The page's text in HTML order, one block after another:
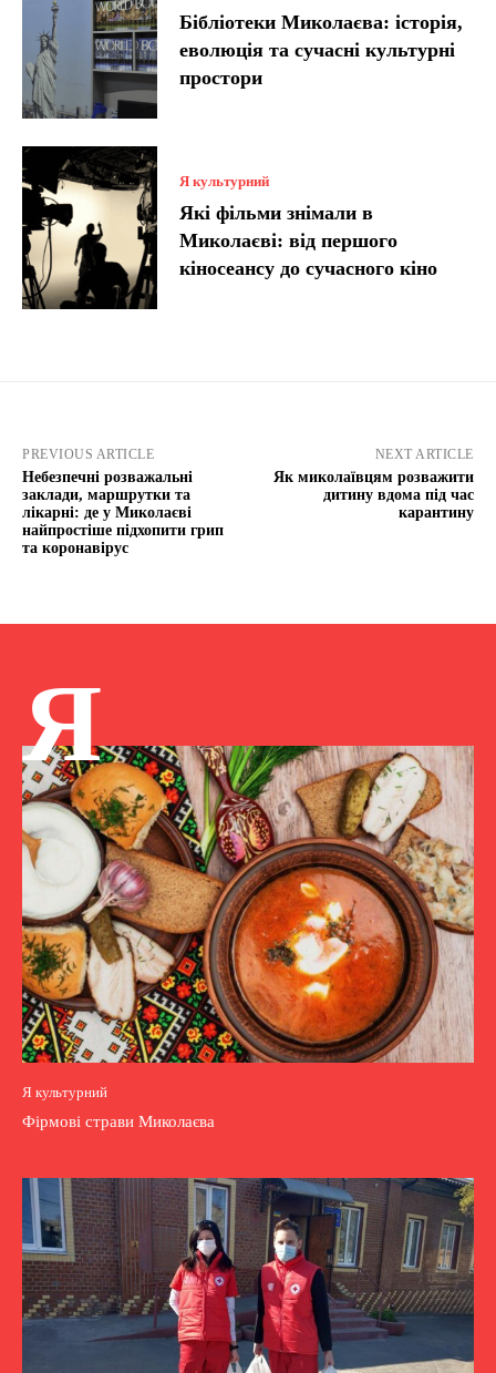
Бібліотеки Миколаєва: історія,
еволюція та сучасні культурні
простори
Я культурний
Які фільми знімали в
Миколаєві: від першого
кіносеансу до сучасного кіно
PREVIOUS ARTICLE
Небезпечні розважальні
заклади, маршрутки та
лікарні: де у Миколаєві
найпростіше підхопити грип
та коронавірус
NEXT ARTICLE
Як миколаївцям розважити
дитину вдома під час
карантину
Я
Я культурний
Фірмові страви Миколаєва